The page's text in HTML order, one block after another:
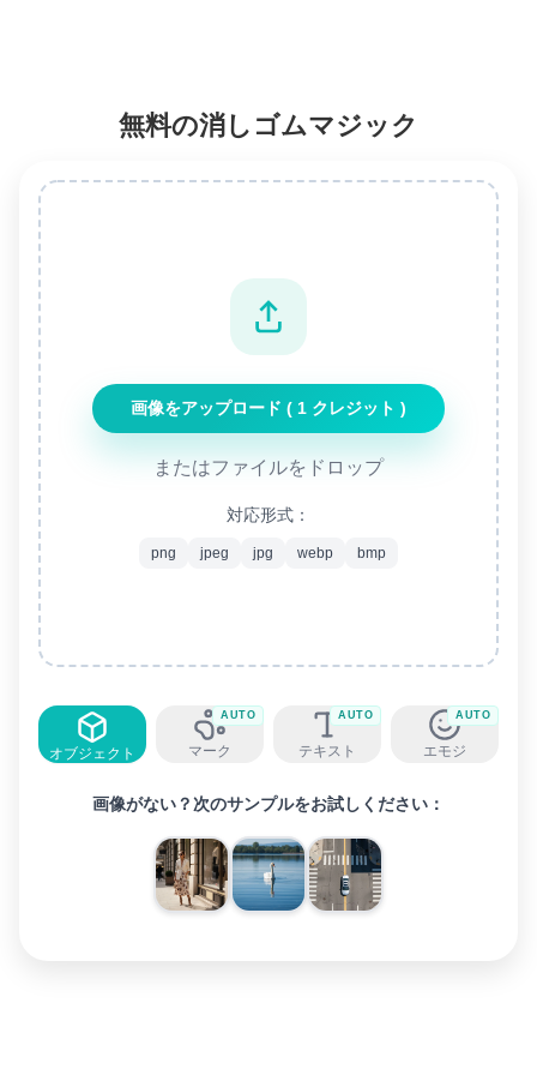
無料の消しゴムマジック
画像をアップロード ( 1 クレジット )
またはファイルをドロップ
対応形式：
png jpeg jpg webp bmp
オブジェクト
AUTO
マーク
AUTO
テキスト
AUTO
エモジ
画像がない？次のサンプルをお試しください：